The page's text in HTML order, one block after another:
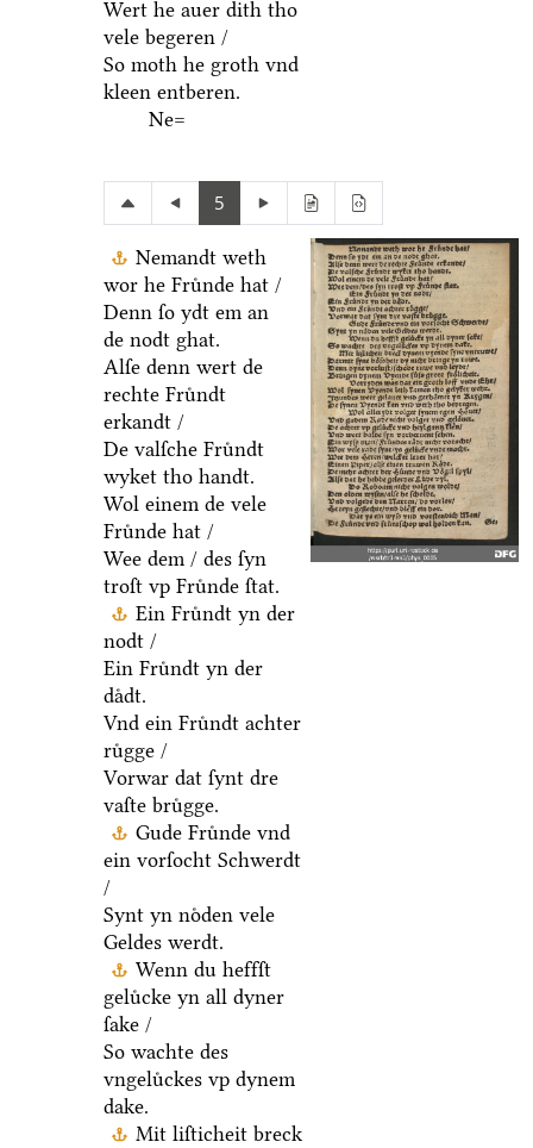
Wert he auer dith tho
vele begeren /
So moth he groth vnd
kleen entberen.
Ne=
5
Nemandt weth
wor he Fruͤnde hat /
Denn ſo ydt em an
de nodt ghat.
Alſe denn wert de
rechte Fruͤndt
erkandt /
De valſche Fruͤndt
wyket tho handt.
Wol einem de vele
Fruͤnde hat /
Wee dem / des ſyn
troſt vp Fruͤnde ſtat.
Ein Fruͤndt yn der
nodt /
Ein Fruͤndt yn der
daͤdt.
Vnd ein Fruͤndt achter
ruͤgge /
Vorwar dat ſynt dre
vaſte bruͤgge.
Gude Fruͤnde vnd
ein vorſocht Schwerdt
/
Synt yn noͤden vele
Geldes werdt.
Wenn du heffſt
geluͤcke yn all dyner
ſake /
So wachte des
vngeluͤckes vp dynem
dake.
Mit liſticheit breck